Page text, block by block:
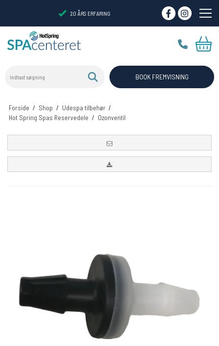
20 ÅRS ERFARING
VIRTUELT SHOWROOM
BOOK FREMVISNING
Forside / Shop / Udespa tilbehør /
Hot Spring Spas Reservedele / Ozonventil